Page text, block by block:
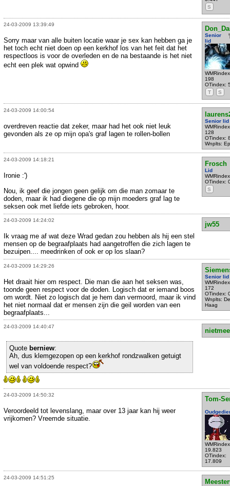
S
24-03-2009 13:39:49
Senior
lid
198
OTindex:
T
S
Sorry maar van alle buiten locatie waar je sex kan hebben ga je
het toch echt niet doen op een kerkhof los van het feit dat het
respectloos is voor de overleden en de na bestaande is het niet
echt een plek wat opwind
24-03-2009 14:00:54
Senior lid
128
OTindex:
Wnplts:
overdreven reactie dat zeker, maar had het ook niet leuk
gevonden als ze op mijn opa's graf lagen te rollen-bollen
24-03-2009 14:18:21
Frosch
Lid
OTindex:
S
Ironie :')
Nou, ik geef die jongen geen gelijk om die man zomaar te
doden, maar ik had diegene die op mijn moeders graf lag te
seksen ook met liefde iets gebroken, hoor.
24-03-2009 14:24:02
jw55
Ik vraag me af wat deze Wrad gedan zou hebben als hij een stel
mensen op de begraafplaats had aangetroffen die zich lagen te
bezuipen.... meedrinken of ook er op los slaan?
24-03-2009 14:29:26
Senior lid
172
OTindex:
Wnplts:
Haag
Het draait hier om respect. Die man die aan het seksen was,
toonde geen respect voor de doden. Logisch dat er iemand boos
om wordt. Niet zo logisch dat je hem dan vermoord, maar ik vind
het niet normaal dat er mensen zijn die geil worden van een
begraafplaats...
24-03-2009 14:40:47
Quote berniew:
Ah, dus klemgezopen op een kerkhof rondzwalken getuigt
wel van voldoende respect?
24-03-2009 14:50:32
Tom-
19.823
OTindex:
17.809
Veroordeeld tot levenslang, maar over 13 jaar kan hij weer
vrijkomen? Vreemde situatie.
24-03-2009 14:51:25